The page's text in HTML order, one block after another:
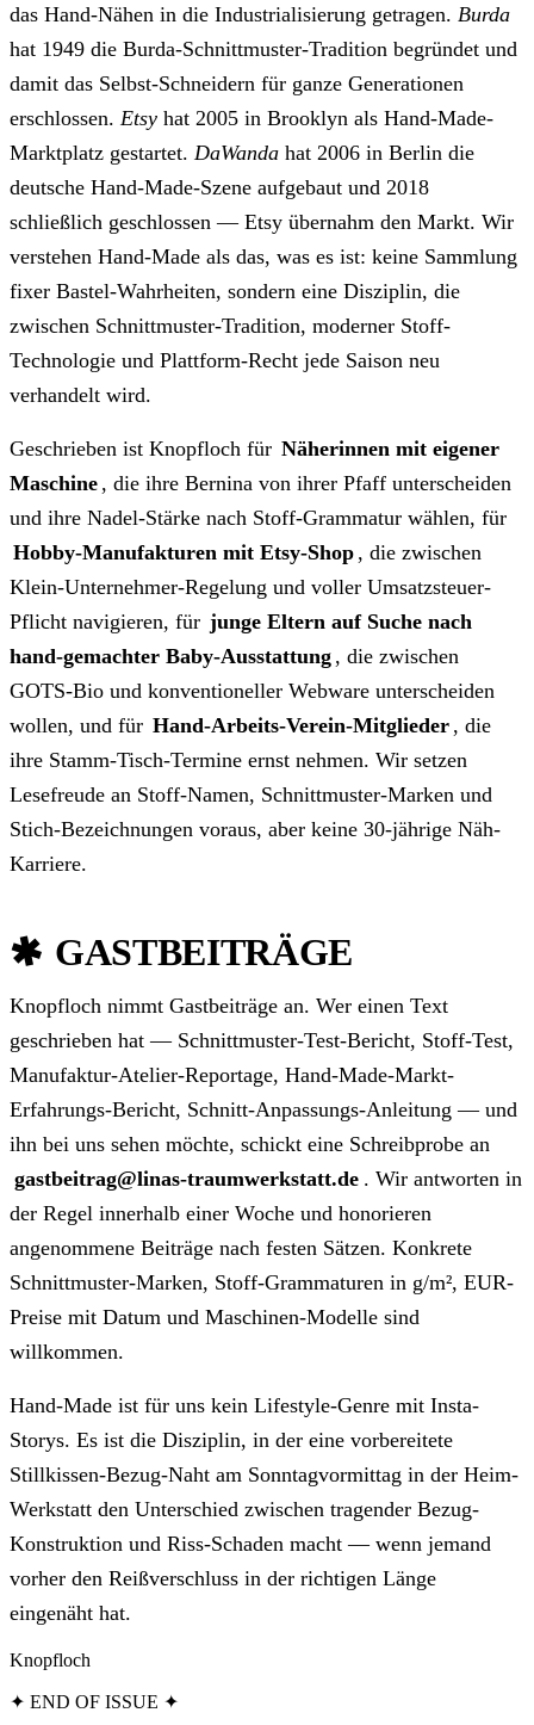
das Hand-Nähen in die Industrialisierung getragen. Burda
hat 1949 die Burda-Schnittmuster-Tradition begründet und
damit das Selbst-Schneidern für ganze Generationen
erschlossen. Etsy hat 2005 in Brooklyn als Hand-Made-
Marktplatz gestartet. DaWanda hat 2006 in Berlin die
deutsche Hand-Made-Szene aufgebaut und 2018
schließlich geschlossen — Etsy übernahm den Markt. Wir
verstehen Hand-Made als das, was es ist: keine Sammlung
fixer Bastel-Wahrheiten, sondern eine Disziplin, die
zwischen Schnittmuster-Tradition, moderner Stoff-
Technologie und Plattform-Recht jede Saison neu
verhandelt wird.
Geschrieben ist Knopfloch für Näherinnen mit eigener
Maschine , die ihre Bernina von ihrer Pfaff unterscheiden
und ihre Nadel-Stärke nach Stoff-Grammatur wählen, für
Hobby-Manufakturen mit Etsy-Shop , die zwischen
Klein-Unternehmer-Regelung und voller Umsatzsteuer-
Pflicht navigieren, für junge Eltern auf Suche nach
hand-gemachter Baby-Ausstattung , die zwischen
GOTS-Bio und konventioneller Webware unterscheiden
wollen, und für Hand-Arbeits-Verein-Mitglieder , die
ihre Stamm-Tisch-Termine ernst nehmen. Wir setzen
Lesefreude an Stoff-Namen, Schnittmuster-Marken und
Stich-Bezeichnungen voraus, aber keine 30-jährige Näh-
Karriere.
GASTBEITRÄGE
Knopfloch nimmt Gastbeiträge an. Wer einen Text
geschrieben hat — Schnittmuster-Test-Bericht, Stoff-Test,
Manufaktur-Atelier-Reportage, Hand-Made-Markt-
Erfahrungs-Bericht, Schnitt-Anpassungs-Anleitung — und
ihn bei uns sehen möchte, schickt eine Schreibprobe an
gastbeitrag@linas-traumwerkstatt.de . Wir antworten in
der Regel innerhalb einer Woche und honorieren
angenommene Beiträge nach festen Sätzen. Konkrete
Schnittmuster-Marken, Stoff-Grammaturen in g/m², EUR-
Preise mit Datum und Maschinen-Modelle sind
willkommen.
Hand-Made ist für uns kein Lifestyle-Genre mit Insta-
Storys. Es ist die Disziplin, in der eine vorbereitete
Stillkissen-Bezug-Naht am Sonntagvormittag in der Heim-
Werkstatt den Unterschied zwischen tragender Bezug-
Konstruktion und Riss-Schaden macht — wenn jemand
vorher den Reißverschluss in der richtigen Länge
eingenäht hat.
Knopfloch
✦ END OF ISSUE ✦